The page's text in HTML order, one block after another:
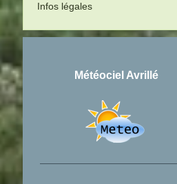
Infos légales
Météociel Avrillé